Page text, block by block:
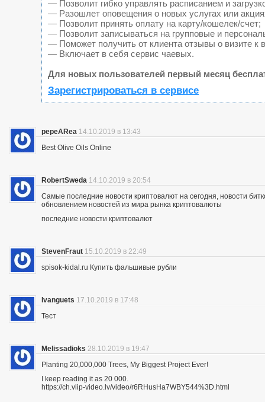
— Позволит гибко управлять расписанием и
— Разошлет оповещения о новых услугах или
— Позволит принять оплату на карту/кошелек/счет;
— Позволит записываться на групповые и
— Поможет получить от клиента отзывы о визите к
— Включает в себя сервис чаевых.
Для новых пользователей первый месяц
Зарегистрироваться в сервисе
pepeARea 14.10.2019 в 13:43
Best Olive Oils Online
RobertSweda 14.10.2019 в 20:54
Самые последние новости криптовалют на сегодня, новости
обновлением новостей из мира рынка криптовалюты
последние новости криптовалют
StevenFraut 15.10.2019 в 22:49
spisok-kidal.ru Купить фальшивые рубли
Ivanguets 17.10.2019 в 17:48
Тест
Melissadioks 28.10.2019 в 19:47
Planting 20,000,000 Trees, My Biggest Project Ever!
I keep reading it as 20 000.
https://ch.vlip-video.lv/video/r6RHusHa7WBY544%3D.html